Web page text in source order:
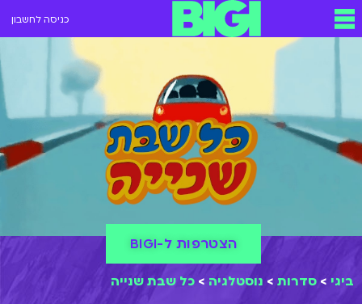
כניסה לחשבון
ביגי > סדרות > נוסטלגיה > כל שבת שנייה
הצטרפות ל-BIGI